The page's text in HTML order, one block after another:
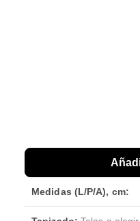
Medidas (L/P/A), cm: